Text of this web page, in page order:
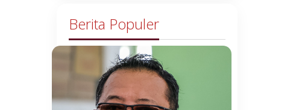
Berita Populer